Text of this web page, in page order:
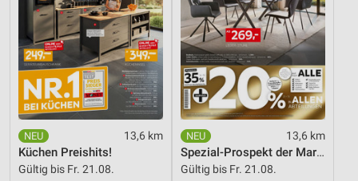
13,6 km
Küchen Preishits!
Gültig bis Fr. 21.08.
13,6 km
Spezial-Prospekt der Marken
Gültig bis Fr. 21.08.